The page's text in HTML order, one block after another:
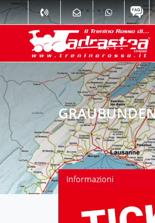
Informazioni